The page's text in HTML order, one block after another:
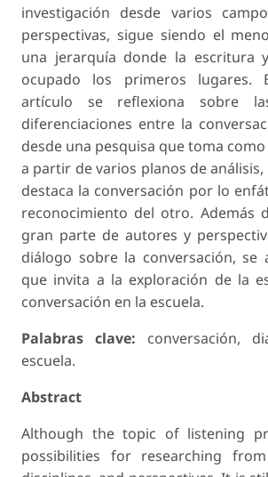
investigación desde varios
perspectivas, sigue siendo el
una jerarquía donde la escritura
ocupado los primeros lugares.
artículo se reflexiona sobre
diferenciaciones entre la
desde una pesquisa que toma
a partir de varios planos de
destaca la conversación por lo
reconocimiento del otro. Además
gran parte de autores y
diálogo sobre la conversación, se
que invita a la exploración de la
conversación en la escuela.
Palabras clave: conversación,
escuela.
Abstract
Although the topic of listening
possibilities for researching